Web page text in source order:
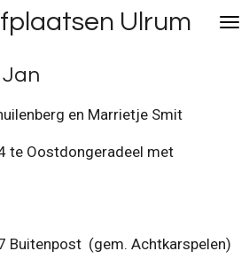
Ulrum
en Marrietje Smit
te Oostdongeradeel met
(gem. Achtkarspelen)